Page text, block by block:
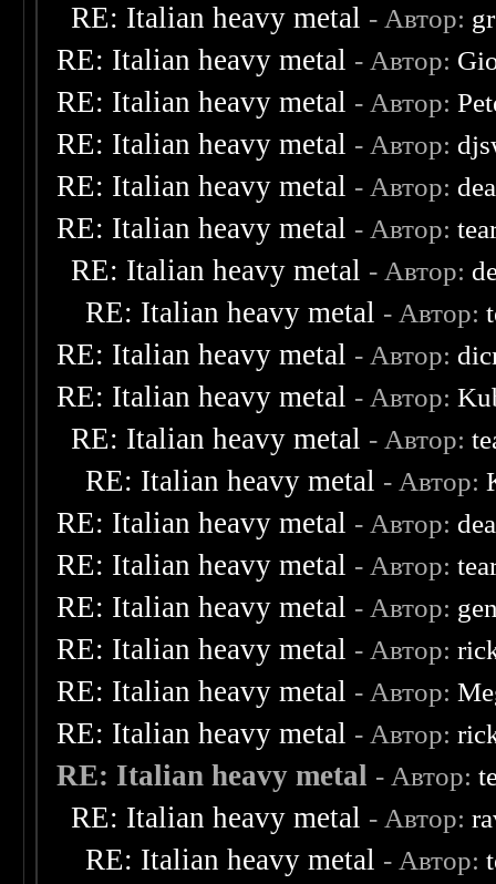
RE: Italian heavy metal - Автор:
RE: Italian heavy metal - Автор:
RE: Italian heavy metal - Автор:
RE: Italian heavy metal - Автор:
RE: Italian heavy metal - Автор:
RE: Italian heavy metal - Автор:
RE: Italian heavy metal - Автор:
RE: Italian heavy metal - Автор:
RE: Italian heavy metal - Автор:
RE: Italian heavy metal - Автор:
RE: Italian heavy metal - Автор:
RE: Italian heavy metal - Автор:
RE: Italian heavy metal - Автор:
RE: Italian heavy metal - Автор:
RE: Italian heavy metal - Автор:
RE: Italian heavy metal - Автор:
RE: Italian heavy metal - Автор:
RE: Italian heavy metal - Автор:
RE: Italian heavy metal - Автор:
RE: Italian heavy metal - Автор:
RE: Italian heavy metal - Автор: